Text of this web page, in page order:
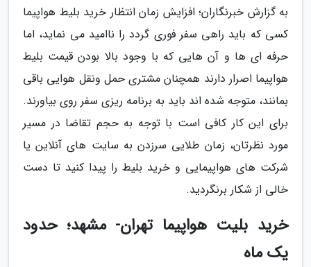
به گزارش خبرنگاران؛ افزایش زمان انتظار خرید بلیط هواپیما
کسی که باید راهی سفر فوری گردد را ناامید می نماید، اما
حرفه ای ها و آن هایی که با وجود بالا بودن قیمت بلیط
هواپیما اصرار دارند همچنان مشتری حمل ونقل هوایی باقی
بمانند، متوجه شده اند باید به برنامه ریزی سفر روی بیاورند.
برای این کار کافی است با توجه به حجم تقاضا در مسیر
مورد نظرتان، زمان طلایی سرزدن به سایت های آنلاین یا
شرکت های هواپیمایی و خرید بلیط را پیدا کنید تا دست
خالی از شکار برنگردید.
خرید بلیت هواپیما تهران- مشهد؛ حدود
یک ماه